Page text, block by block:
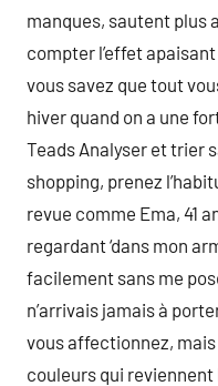
manques, sautent plus
compter l’effet
vous savez que tout
hiver quand on a une
Teads Analyser et trier
shopping, prenez
revue comme Ema, 41
regardant ‘dans mon
facilement sans me
n’arrivais jamais à
vous affectionnez,
couleurs qui reviennent